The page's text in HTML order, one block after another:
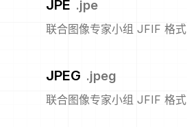
JPE .jpe
联合图像专家小组 JFIF 格式
JPEG .jpeg
联合图像专家小组 JFIF 格式